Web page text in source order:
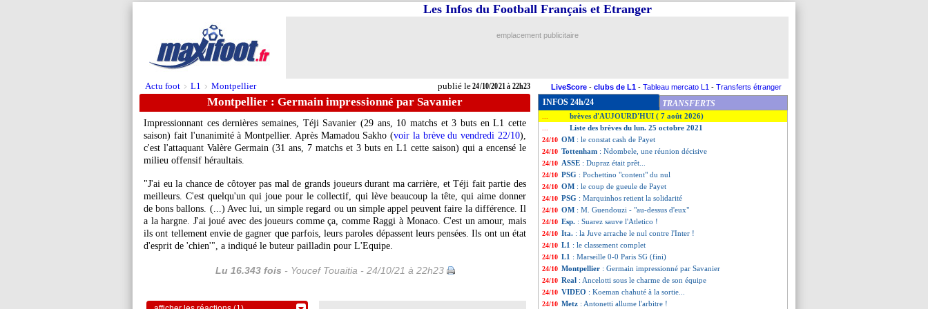
Actu foot > L1 > Montpellier publié le24/10/2021 à 22h23
Les Infos du Football Français et Etranger
emplacement publicitaire
LiveScore - clubs de L1 - Tableau mercato L1 - Transferts étranger
Montpellier : Germain impressionné par Savanier
Impressionnant ces dernières semaines, Téji Savanier (29 ans, 10 matchs et 3 buts en L1 cette
saison) fait l'unanimité à Montpellier. Après Mamadou Sakho (voir la brève du vendredi 22/10),
c'est l'attaquant Valère Germain (31 ans, 7 matchs et 3 buts en L1 cette saison) qui a encensé le
milieu offensif héraultais.
"J'ai eu la chance de côtoyer pas mal de grands joueurs durant ma carrière, et Téji fait partie des
meilleurs. C'est quelqu'un qui joue pour le collectif, qui lève beaucoup la tête, qui aime donner
de bons ballons. (...) Avec lui, un simple regard ou un simple appel peuvent faire la différence. Il
a la hargne. J'ai joué avec des joueurs comme ça, comme Raggi à Monaco. C'est un amour, mais
ils ont tellement envie de gagner que parfois, leurs paroles dépassent leurs pensées. Ils ont un état
d'esprit de 'chien'", a indiqué le buteur pailladin pour L'Equipe.
Lu 16.343 fois - Youcef Touaitia - 24/10/21 à 22h23
INFOS 24h/24 TRANSFERTS
brèves d'AUJOURD'HUI ( 7 août 2026)
Liste des brèves du lun. 25 octobre 2021
24/10 OM : le constat cash de Payet
24/10 Tottenham : Ndombele, une réunion décisive
24/10 ASSE : Dupraz était prêt...
24/10 PSG : Pochettino "content" du nul
24/10 OM : le coup de gueule de Payet
24/10 PSG : Marquinhos retient la solidarité
24/10 OM : M. Guendouzi - "au-dessus d'eux"
24/10 Esp. : Suarez sauve l'Atletico !
24/10 Ita. : la Juve arrache le nul contre l'Inter !
24/10 L1 : le classement complet
24/10 L1 : Marseille 0-0 Paris SG (fini)
24/10 Montpellier : Germain impressionné par Savanier
24/10 Real : Ancelotti sous le charme de son équipe
24/10 VIDEO : Koeman chahuté à la sortie...
24/10 Metz : Antonetti allume l'arbitre !